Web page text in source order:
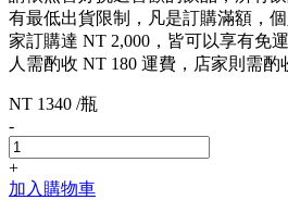
有最低出貨限制，凡是訂購滿額，
家訂購達 NT 2,000，皆可以享有免
人需酌收 NT 180 運費，店家則需酌
NT 1340 /瓶
-
+
加入購物車